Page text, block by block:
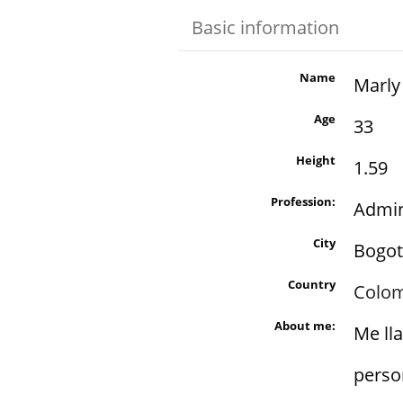
Basic information
Name
Age 33
Height 1.59
Profession:
City
Country
About me:
Me